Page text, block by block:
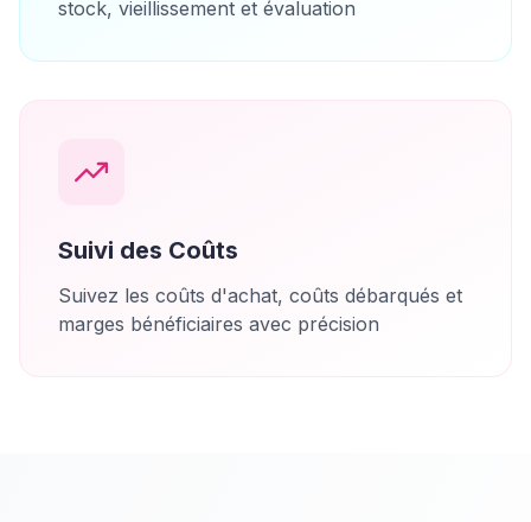
stock, vieillissement et évaluation
Suivi des Coûts
Suivez les coûts d'achat, coûts débarqués et
marges bénéficiaires avec précision